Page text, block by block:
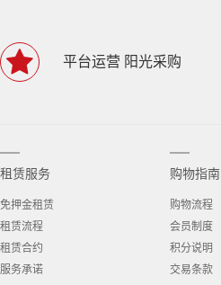
平台运营 阳光采购
租赁服务
免押金租赁
租赁流程
租赁合约
服务承诺
购物指南
购物流程
会员制度
积分说明
交易条款